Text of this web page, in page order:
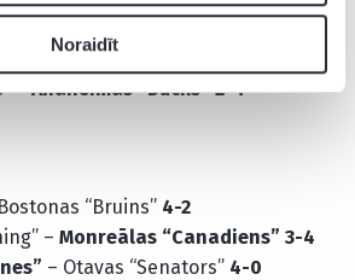
Noraidīt
– Jūtas “Mammoth”
–Anaheimas “Ducks” 2-4
“Bruins” 4-2
– Monreālas “Canadiens” 3-4
– Otavas “Senators” 4-0